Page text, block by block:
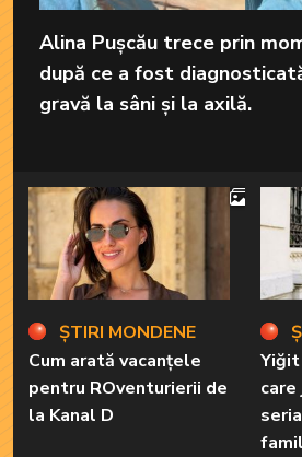
Alina Pușcău trece prin
după ce a fost
gravă la sâni și la axilă.
ȘTIRI MONDENE
Cum arată vacanțele
pentru ROventurierii de
la Kanal D